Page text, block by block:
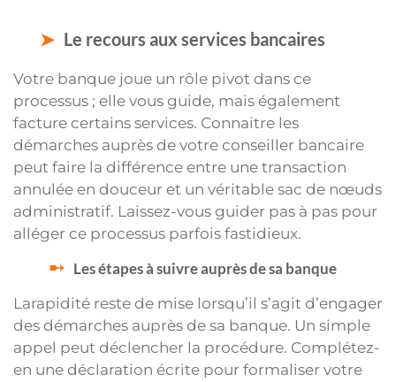
Le recours aux services bancaires
Votre banque joue un rôle pivot dans ce
processus ; elle vous guide, mais également
facture certains services. Connaitre les
démarches auprès de votre conseiller bancaire
peut faire la différence entre une transaction
annulée en douceur et un véritable sac de nœuds
administratif. Laissez-vous guider pas à pas pour
alléger ce processus parfois fastidieux.
Les étapes à suivre auprès de sa banque
Larapidité reste de mise lorsqu’il s’agit d’engager
des démarches auprès de sa banque. Un simple
appel peut déclencher la procédure. Complétez-
en une déclaration écrite pour formaliser votre